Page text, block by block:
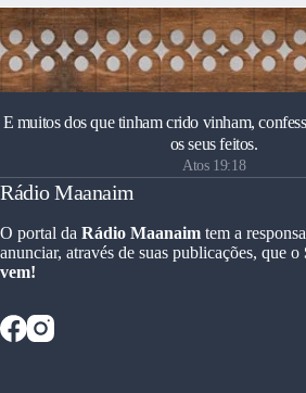
E muitos dos que tinham crido vinham,
os seus feitos.
Atos 19:18
Rádio Maanaim
O portal da Rádio Maanaim tem a
anunciar, através de suas publicações, que o
vem!